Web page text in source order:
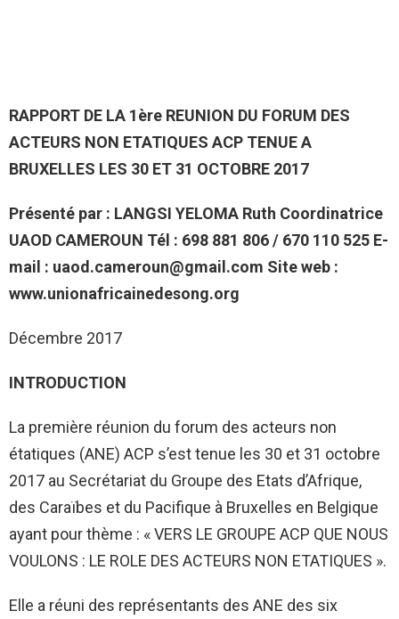
RAPPORT DE LA 1ère REUNION DU FORUM DES
ACTEURS NON ETATIQUES ACP TENUE A
BRUXELLES LES 30 ET 31 OCTOBRE 2017
Présenté par : LANGSI YELOMA Ruth Coordinatrice
UAOD CAMEROUN Tél : 698 881 806 / 670 110 525 E-
mail : uaod.cameroun@gmail.com Site web :
www.unionafricainedesong.org
Décembre 2017
INTRODUCTION
La première réunion du forum des acteurs non
étatiques (ANE) ACP s’est tenue les 30 et 31 octobre
2017 au Secrétariat du Groupe des Etats d’Afrique,
des Caraïbes et du Pacifique à Bruxelles en Belgique
ayant pour thème : « VERS LE GROUPE ACP QUE NOUS
VOULONS : LE ROLE DES ACTEURS NON ETATIQUES ».
Elle a réuni des représentants des ANE des six